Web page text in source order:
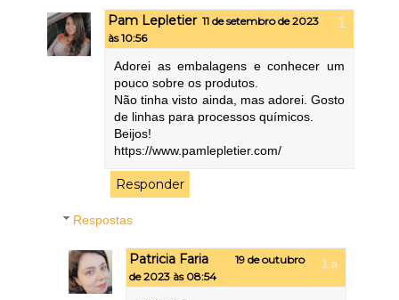
Pam Lepletier 11 de setembro de 2023
às 10:56
Adorei as embalagens e conhecer um
pouco sobre os produtos.
Não tinha visto ainda, mas adorei. Gosto
de linhas para processos químicos.
Beijos!
https://www.pamlepletier.com/
Responder
Respostas
Patricia Faria
19 de outubro
de 2023 às 08:54